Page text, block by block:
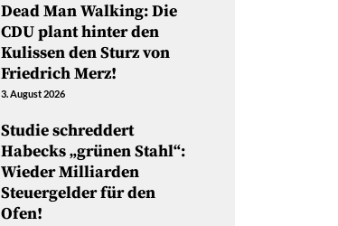
Dead Man Walking: Die
CDU plant hinter den
Kulissen den Sturz von
Friedrich Merz!
3. August 2026
Studie schreddert
Habecks „grünen Stahl“:
Wieder Milliarden
Steuergelder für den
Ofen!